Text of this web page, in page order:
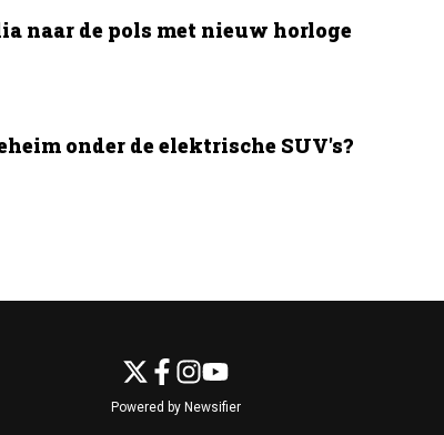
naar de pols met nieuw horloge
onder de elektrische SUV's?
Powered by Newsifier